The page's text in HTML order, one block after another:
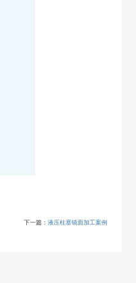
下一篇： 液压柱塞镜面加工案例